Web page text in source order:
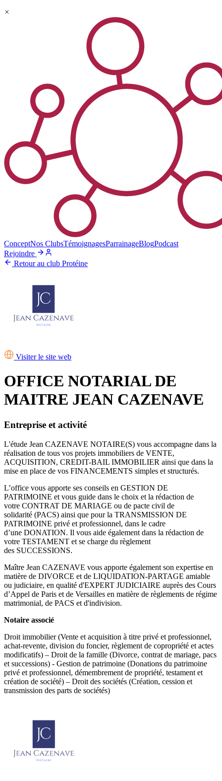
ConceptNos ClubsTémoignagesParrainageBlogPodcast
Rejoindre
Retour au club Protéine
Visiter le site web
OFFICE NOTARIAL DE
MAITRE JEAN CAZENAVE
Entreprise et activité
L'étude Jean CAZENAVE NOTAIRE(S) vous accompagne dans la
réalisation de tous vos projets immobiliers de VENTE,
ACQUISITION, CREDIT-BAIL IMMOBILIER ainsi que dans la
mise en place de vos FINANCEMENTS simples et structurés.
L’office vous apporte ses conseils en GESTION DE
PATRIMOINE et vous guide dans le choix et la rédaction de
votre CONTRAT DE MARIAGE ou de pacte civil de
solidarité (PACS) ainsi que pour la TRANSMISSION DE
PATRIMOINE privé et professionnel, dans le cadre
d’une DONATION. Il vous aide également dans la rédaction de
votre TESTAMENT et se charge du règlement
des SUCCESSIONS.
Maître Jean CAZENAVE vous apporte également son expertise en
matière de DIVORCE et de LIQUIDATION-PARTAGE amiable
ou judiciaire, en qualité d'EXPERT JUDICIAIRE auprès des Cours
d’Appel de Paris et de Versailles en matière de règlements de régime
matrimonial, de PACS et d'indivision.
Notaire associé
Droit immobilier (Vente et acquisition à titre privé et professionnel,
achat-revente, division du foncier, règlement de copropriété et actes
modificatifs) – Droit de la famille (Divorce, contrat de mariage, pacs
et successions) - Gestion de patrimoine (Donations du patrimoine
privé et professionnel, démembrement de propriété, testament et
création de société) – Droit des sociétés (Création, cession et
transmission des parts de sociétés)